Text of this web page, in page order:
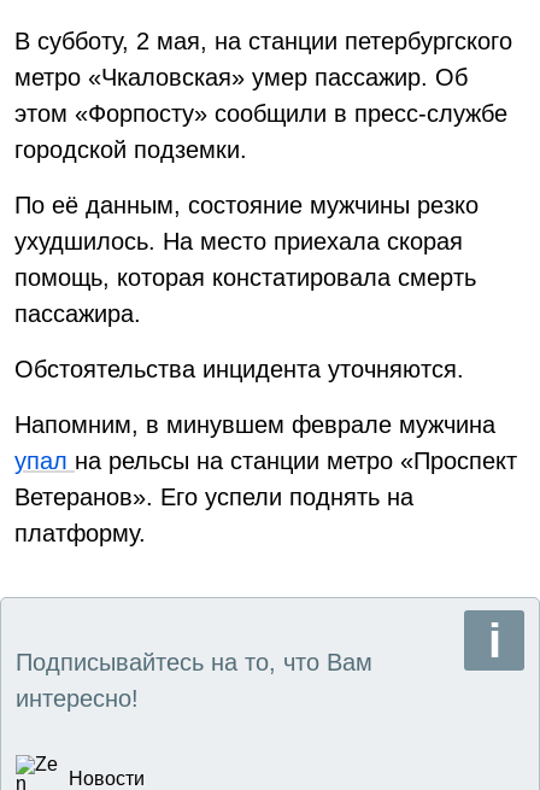
В субботу, 2 мая, на станции петербургского
метро «Чкаловская» умер пассажир. Об
этом «Форпосту» сообщили в пресс-службе
городской подземки.
По её данным, состояние мужчины резко
ухудшилось. На место приехала скорая
помощь, которая констатировала смерть
пассажира.
Обстоятельства инцидента уточняются.
Напомним, в минувшем феврале мужчина
упал на рельсы на станции метро «Проспект
Ветеранов». Его успели поднять на
платформу.
Подписывайтесь на то, что Вам
интересно!
Новости